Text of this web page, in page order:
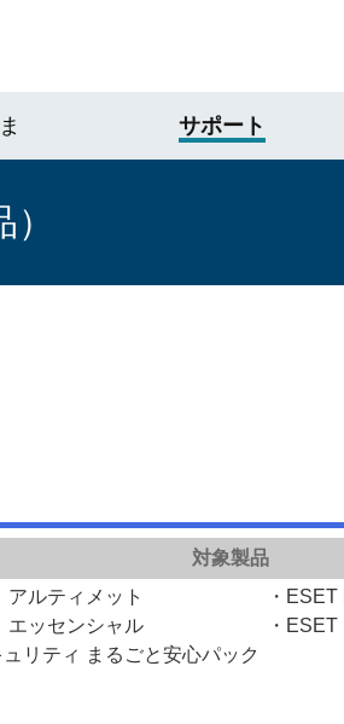
サポート
対象製品
アルティメット
エッセンシャル
リティ まるごと安心パック
・
・